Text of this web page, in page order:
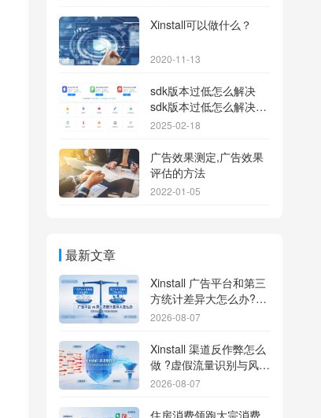
Xinstall可以做什么？
2020-11-13
sdk版本过低怎么解决
sdk版本过低怎么解决华
为
2025-02-18
广告效果测定,广告效果
评估的方法
2022-01-05
最新文章
Xinstall 广告平台和第三
方统计差异大怎么办?数
据误差排查指南
2026-08-07
Xinstall 渠道反作弊怎么
做 ?虚假流量识别与风控
防刷解析
2026-08-07
住房消费领跑大宗消费